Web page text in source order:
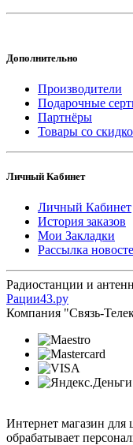
Дополнительно
Производители
Подарочные
Партнёры
Товары со
Личный Кабинет
Личный Кабинет
История заказов
Мои Закладки
Рассылка
Радиостанции и
Рации43.ру
Компания "Связь-
Интернет магазин для
обрабатывает